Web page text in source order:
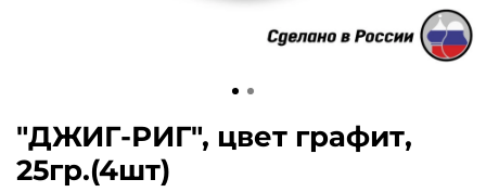
"ДЖИГ-РИГ", цвет графит,
25гр.(4шт)